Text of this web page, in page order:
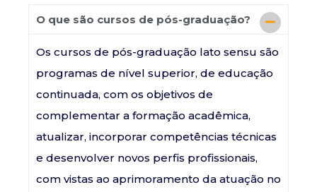
O que são cursos de pós-graduação?
Os cursos de pós-graduação lato sensu são
programas de nível superior, de educação
continuada, com os objetivos de
complementar a formação acadêmica,
atualizar, incorporar competências técnicas
e desenvolver novos perfis profissionais,
com vistas ao aprimoramento da atuação no